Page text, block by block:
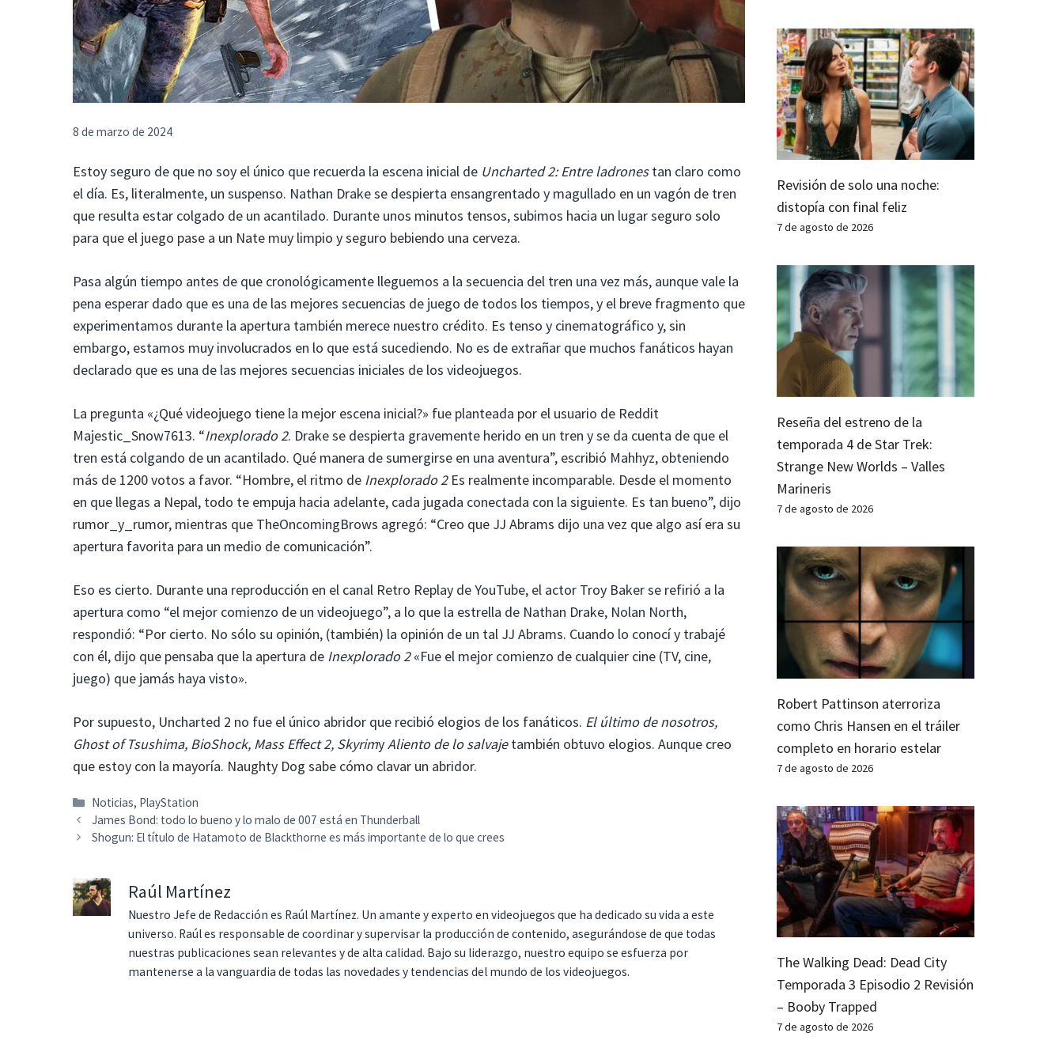
8 de marzo de 2024
Estoy seguro de que no soy el único que recuerda la escena inicial de Uncharted 2: Entre ladronestan claro como
el día. Es, literalmente, un suspenso. Nathan Drake se despierta ensangrentado y magullado en un vagón de tren
que resulta estar colgado de un acantilado. Durante unos minutos tensos, subimos hacia un lugar seguro solo
para que el juego pase a un Nate muy limpio y seguro bebiendo una cerveza.
Pasa algún tiempo antes de que cronológicamente lleguemos a la secuencia del tren una vez más, aunque vale la
pena esperar dado que es una de las mejores secuencias de juego de todos los tiempos, y el breve fragmento que
experimentamos durante la apertura también merece nuestro crédito. Es tenso y cinematográfico y, sin
embargo, estamos muy involucrados en lo que está sucediendo. No es de extrañar que muchos fanáticos hayan
declarado que es una de las mejores secuencias iniciales de los videojuegos.
La pregunta «¿Qué videojuego tiene la mejor escena inicial?» fue planteada por el usuario de Reddit
Majestic_Snow7613. “Inexplorado 2. Drake se despierta gravemente herido en un tren y se da cuenta de que el
tren está colgando de un acantilado. Qué manera de sumergirse en una aventura”, escribió Mahhyz, obteniendo
más de 1200 votos a favor. “Hombre, el ritmo de Inexplorado 2Es realmente incomparable. Desde el momento
en que llegas a Nepal, todo te empuja hacia adelante, cada jugada conectada con la siguiente. Es tan bueno”, dijo
rumor_y_rumor, mientras que TheOncomingBrows agregó: “Creo que JJ Abrams dijo una vez que algo así era su
apertura favorita para un medio de comunicación”.
Eso es cierto. Durante una reproducción en el canal Retro Replay de YouTube, el actor Troy Baker se refirió a la
apertura como “el mejor comienzo de un videojuego”, a lo que la estrella de Nathan Drake, Nolan North,
respondió: “Por cierto. No sólo su opinión, (también) la opinión de un tal JJ Abrams. Cuando lo conocí y trabajé
con él, dijo que pensaba que la apertura de Inexplorado 2«Fue el mejor comienzo de cualquier cine (TV, cine,
juego) que jamás haya visto».
Por supuesto, Uncharted 2 no fue el único abridor que recibió elogios de los fanáticos. El último de nosotros,
Ghost of Tsushima, BioShock, Mass Effect 2, SkyrimyAliento de lo salvajetambién obtuvo elogios. Aunque creo
que estoy con la mayoría. Naughty Dog sabe cómo clavar un abridor.
Categorías
Noticias, PlayStation
James Bond: todo lo bueno y lo malo de 007 está en Thunderball
Shogun: El título de Hatamoto de Blackthorne es más importante de lo que crees
Raúl Martínez
Nuestro Jefe de Redacción es Raúl Martínez. Un amante y experto en videojuegos que ha dedicado su vida a este
universo. Raúl es responsable de coordinar y supervisar la producción de contenido, asegurándose de que todas
nuestras publicaciones sean relevantes y de alta calidad. Bajo su liderazgo, nuestro equipo se esfuerza por
mantenerse a la vanguardia de todas las novedades y tendencias del mundo de los videojuegos.
Revisión de solo una noche:
distopía con final feliz
7 de agosto de 2026
Reseña del estreno de la
temporada 4 de Star Trek:
Strange New Worlds – Valles
Marineris
7 de agosto de 2026
Robert Pattinson aterroriza
como Chris Hansen en el tráiler
completo en horario estelar
7 de agosto de 2026
The Walking Dead: Dead City
Temporada 3 Episodio 2 Revisión
– Booby Trapped
7 de agosto de 2026